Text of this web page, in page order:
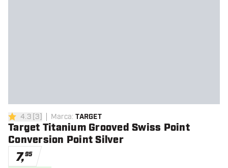
4.3 stelle di valutazione
4.3[3] Marca: TARGET
Target Titanium Grooved Swiss Point
Conversion Point Silver
7,95